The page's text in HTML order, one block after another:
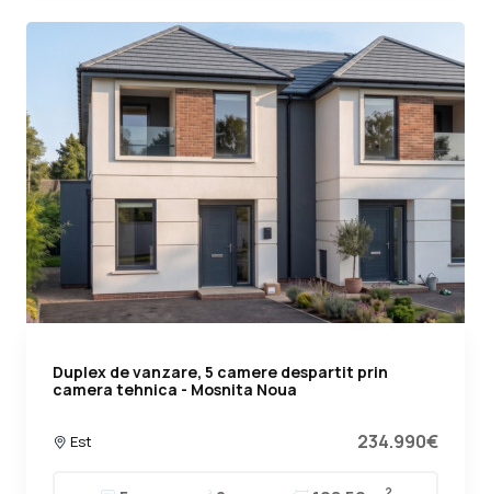
Duplex de vanzare, 5 camere despartit prin
camera tehnica - Mosnita Noua
Est 234.990€